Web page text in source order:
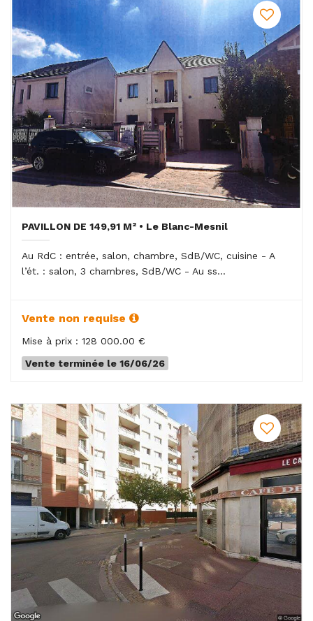
PAVILLON DE 149,91 M² • Le Blanc-Mesnil
Au RdC : entrée, salon, chambre, SdB/WC, cuisine - A
l’ét. : salon, 3 chambres, SdB/WC - Au ss...
Vente non requise
Mise à prix : 128 000.00 €
Vente terminée le 16/06/26